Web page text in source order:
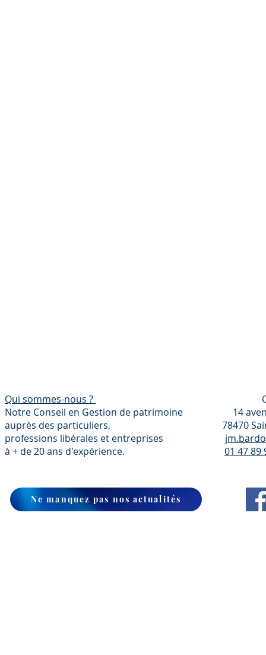
Qui sommes-nous ?
Notre Conseil en Gestion de patrimoine 14
auprès des particuliers, 78470 Saint-
professions libérales et entreprises
à + de 20 ans d'expérience. 01 47 89
Ne manquez pas nos actualités